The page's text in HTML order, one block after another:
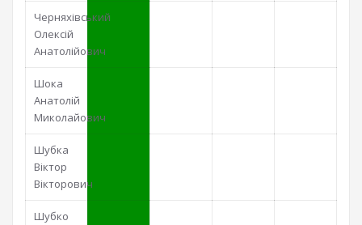
Черняхівський
Олексій
Анатолійович
Шока
Анатолій
Миколайович
Шубка
Віктор
Вікторович
Шубко